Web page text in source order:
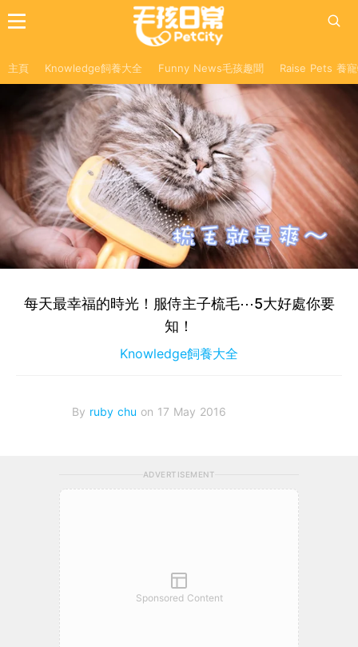
主頁 Knowledge飼養大全 Funny News毛孩趣聞 Raise Pets 養
每天最幸福的時光！服侍主子梳毛⋯5大好處你要
知！
Knowledge飼養大全
By ruby chu on 17 May 2016
ADVERTISEMENT
Sponsored Content